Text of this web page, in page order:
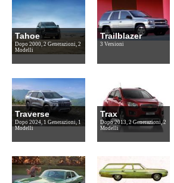
Tahoe
Dopo 2000, 2 Generazioni, 2
Modelli
Trailblazer
3 Versioni
Traverse
Dopo 2024, 1 Generazioni, 1
Modelli
Trax
Dopo 2013, 2 Generazioni, 2
Modelli